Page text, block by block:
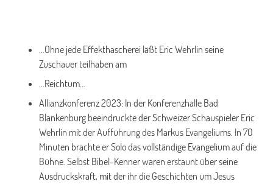
…Ohne jede Effekthascherei läßt Eric Wehrlin seine
Zuschauer teilhaben am
…Reichtum…
Allianzkonferenz 2023: In der Konferenzhalle Bad
Blankenburg beeindruckte der Schweizer Schauspieler Eric
Wehrlin mit der Aufführung des Markus Evangeliums. In 70
Minuten brachte er Solo das vollständige Evangelium auf die
Bühne. Selbst Bibel-Kenner waren erstaunt über seine
Ausdruckskraft, mit der ihr die Geschichten um Jesus